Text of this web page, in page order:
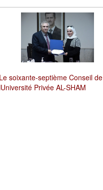
Le soixante-septième Conseil de
lUniversité Privée AL-SHAM